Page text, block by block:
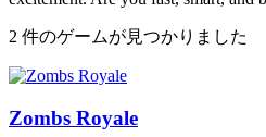
2 件のゲームが見つかりました
Zombs Royale